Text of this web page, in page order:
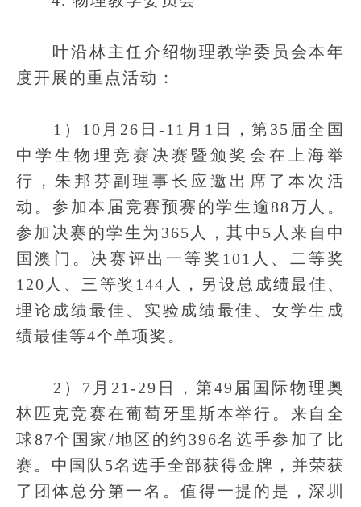
叶沿林主任介绍物理教学委员会本年
度开展的重点活动：
1）10月26日-11月1日，第35届全国
中学生物理竞赛决赛暨颁奖会在上海举
行，朱邦芬副理事长应邀出席了本次活
动。参加本届竞赛预赛的学生逾88万人。
参加决赛的学生为365人，其中5人来自中
国澳门。决赛评出一等奖101人、二等奖
120人、三等奖144人，另设总成绩最佳、
理论成绩最佳、实验成绩最佳、女学生成
绩最佳等4个单项奖。
2）7月21-29日，第49届国际物理奥
林匹克竞赛在葡萄牙里斯本举行。来自全
球87个国家/地区的约396名选手参加了比
赛。中国队5名选手全部获得金牌，并荣获
了团体总分第一名。值得一提的是，深圳